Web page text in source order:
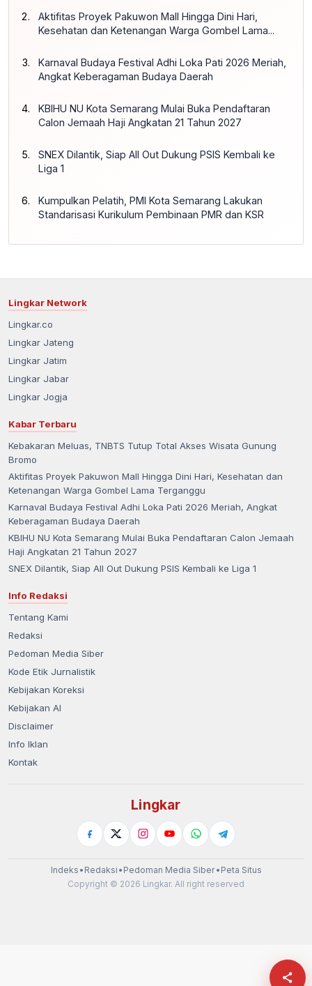
Aktifitas Proyek Pakuwon Mall Hingga Dini Hari,
Kesehatan dan Ketenangan Warga Gombel Lama...
Karnaval Budaya Festival Adhi Loka Pati 2026 Meriah,
Angkat Keberagaman Budaya Daerah
KBIHU NU Kota Semarang Mulai Buka Pendaftaran
Calon Jemaah Haji Angkatan 21 Tahun 2027
SNEX Dilantik, Siap All Out Dukung PSIS Kembali ke
Liga 1
Kumpulkan Pelatih, PMI Kota Semarang Lakukan
Standarisasi Kurikulum Pembinaan PMR dan KSR
Lingkar Network
Lingkar.co
Lingkar Jateng
Lingkar Jatim
Lingkar Jabar
Lingkar Jogja
Kabar Terbaru
Kebakaran Meluas, TNBTS Tutup Total Akses Wisata Gunung
Bromo
Aktifitas Proyek Pakuwon Mall Hingga Dini Hari, Kesehatan dan
Ketenangan Warga Gombel Lama Terganggu
Karnaval Budaya Festival Adhi Loka Pati 2026 Meriah, Angkat
Keberagaman Budaya Daerah
KBIHU NU Kota Semarang Mulai Buka Pendaftaran Calon Jemaah
Haji Angkatan 21 Tahun 2027
SNEX Dilantik, Siap All Out Dukung PSIS Kembali ke Liga 1
Info Redaksi
Tentang Kami
Redaksi
Pedoman Media Siber
Kode Etik Jurnalistik
Kebijakan Koreksi
Kebijakan AI
Disclaimer
Info Iklan
Kontak
Lingkar
Indeks • Redaksi • Pedoman Media Siber• Peta Situs
Copyright © 2026 Lingkar. All right reserved